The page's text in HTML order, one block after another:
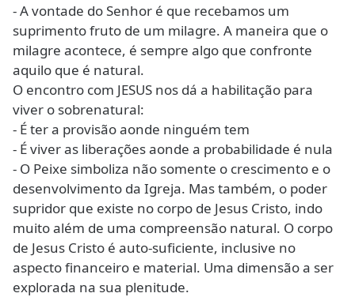
- A vontade do Senhor é que recebamos um
suprimento fruto de um milagre. A maneira que o
milagre acontece, é sempre algo que confronte
aquilo que é natural.
O encontro com JESUS nos dá a habilitação para
viver o sobrenatural:
- É ter a provisão aonde ninguém tem
- É viver as liberações aonde a probabilidade é nula
- O Peixe simboliza não somente o crescimento e o
desenvolvimento da Igreja. Mas também, o poder
supridor que existe no corpo de Jesus Cristo, indo
muito além de uma compreensão natural. O corpo
de Jesus Cristo é auto-suficiente, inclusive no
aspecto financeiro e material. Uma dimensão a ser
explorada na sua plenitude.